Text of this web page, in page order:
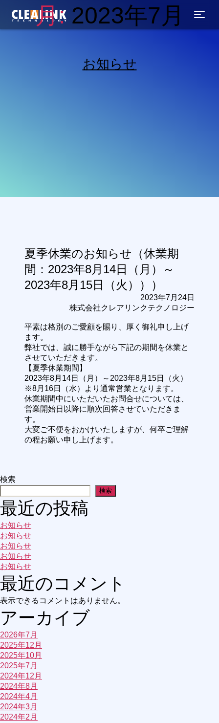
お知らせ
月: 2023年7月
夏季休業のお知らせ（休業期
間：2023年8月14日（月）～
2023年8月15日（火）））
2023年7月24日
株式会社クレアリンクテクノロジー
平素は格別のご愛顧を賜り、厚く御礼申し上げ
ます。
弊社では、誠に勝手ながら下記の期間を休業と
させていただきます。
【夏季休業期間】
2023年8月14日（月）～2023年8月15日（火）
※8月16日（水）より通常営業となります。
休業期間中にいただいたお問合せについては、
営業開始日以降に順次回答させていただきま
す。
大変ご不便をおかけいたしますが、何卒ご理解
の程お願い申し上げます。
検索
検索
最近の投稿
お知らせ
お知らせ
お知らせ
お知らせ
お知らせ
最近のコメント
表示できるコメントはありません。
アーカイブ
2026年7月
2025年12月
2025年10月
2025年7月
2024年12月
2024年8月
2024年4月
2024年3月
2024年2月